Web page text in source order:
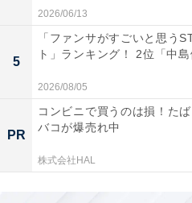
藩について歴女になれたり、
がいいから」（40代女性／
住んでいて遊びに行ったこと
間程度で駅前もお店があり思
（20代女性／千葉県）、「
らない」（40代女性／福島
※回答者のコメントは原文マ
2026/06/13
5
「ファンサがすごいと思う
ト」ランキング！ 2位「中島
2026/08/05
PR
コンビニで買うのは損！た
バコが爆売れ中
株式会社HAL